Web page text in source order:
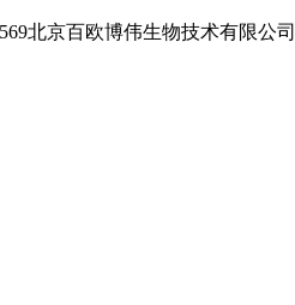
北京百欧博伟生物技术有限